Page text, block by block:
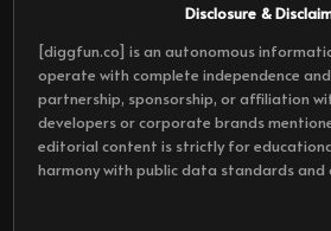
Disclosure &
[diggfun.co] is an autonomous
operate with complete independence
partnership, sponsorship, or affiliation
developers or corporate brands
editorial content is strictly for
harmony with public data standards and